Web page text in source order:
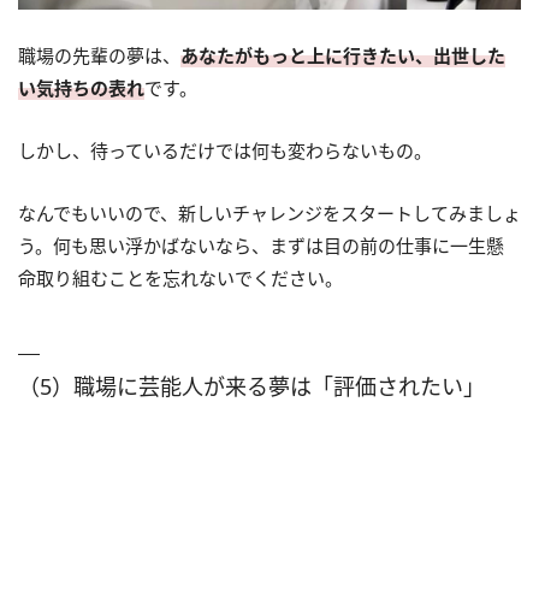
職場の先輩の夢は、 あなたがもっと上に行きたい、出世した
い気持ちの表れです。
しかし、待っているだけでは何も変わらないもの。
なんでもいいので、新しいチャレンジをスタートしてみましょ
う。何も思い浮かばないなら、まずは目の前の仕事に一生懸
命取り組むことを忘れないでください。
（5）職場に芸能人が来る夢は「評価されたい」